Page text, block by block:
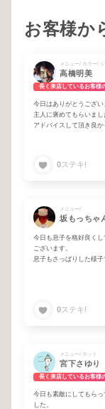
お客様か
高橋明美
長く来店しているお客様
今日はありがとうござい
主人に褒めてもらいまし
アドバイスして頂き良
0ステキ!
メニュー/
坂もっちゃ
今日も息子を格好良く
ございます。
息子もさっぱりした様子
0ステキ!
メニュー/ カット
宮下さゆり
長く来店しているお客様
今日も素敵にしてもら
した。